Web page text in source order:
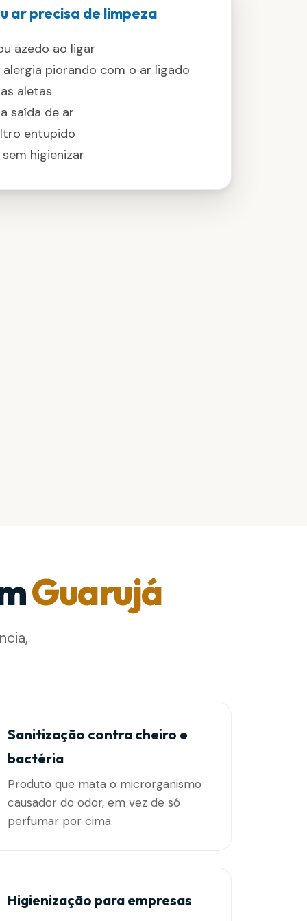
ar precisa de limpeza
azedo ao ligar
piorando com o ar ligado
aletas
saída de ar
entupido
higienizar
Guarujá
Sanitização contra cheiro e
bactéria
Produto que mata o microrganismo
causador do odor, em vez de só
perfumar por cima.
Higienização para empresas